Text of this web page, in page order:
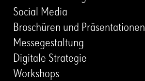
Social Media
Broschüren und Präsentationen
Messegestaltung
Digitale Strategie
Workshops